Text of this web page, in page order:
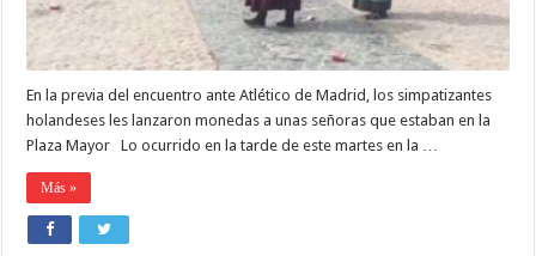
En la previa del encuentro ante Atlético de Madrid, los simpatizantes
holandeses les lanzaron monedas a unas señoras que estaban en la
Plaza Mayor Lo ocurrido en la tarde de este martes en la …
Más »